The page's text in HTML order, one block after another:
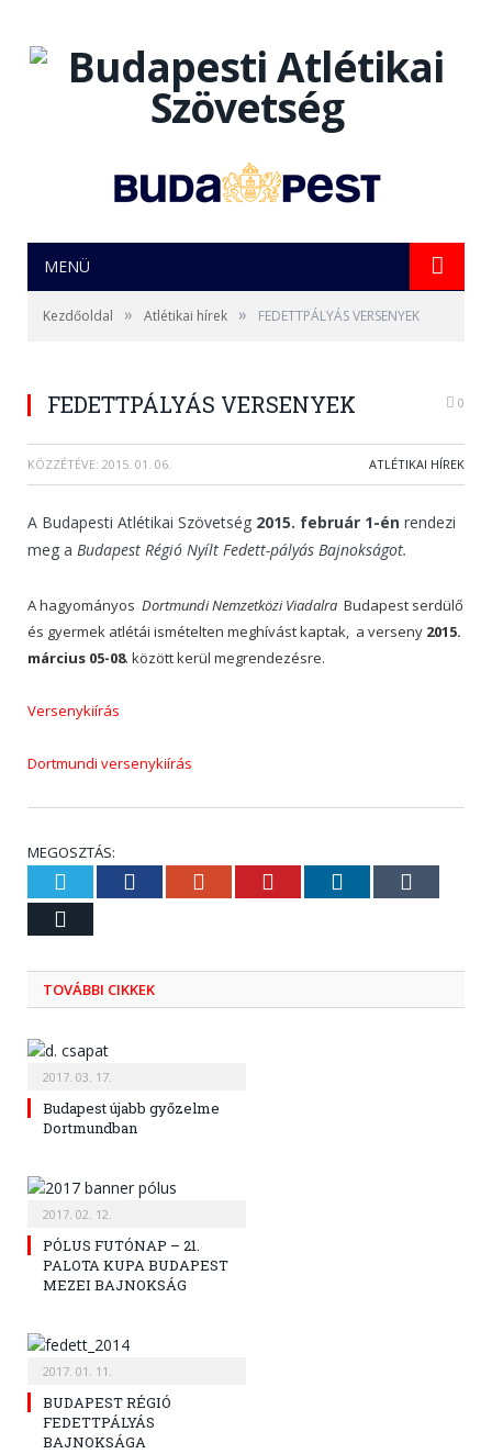
MENÜ
Kezdőoldal » Atlétikai hírek » FEDETTPÁLYÁS VERSENYEK
FEDETTPÁLYÁS VERSENYEK 0
KÖZZÉTÉVE: 2015. 01. 06. ATLÉTIKAI HÍREK
A Budapesti Atlétikai Szövetség 2015. február 1-én rendezi
meg a Budapest Régió Nyílt Fedett-pályás Bajnokságot.
A hagyományos Dortmundi Nemzetközi Viadalra Budapest serdülő
és gyermek atlétái ismételten meghívást kaptak, a verseny 2015.
március 05-08. között kerül megrendezésre.
Versenykiírás
Dortmundi versenykiírás
MEGOSZTÁS:
Twitter Facebook Google+ Pinterest LinkedIn
TOVÁBBI CIKKEK
2017. 03. 17.
Budapest újabb győzelme
Dortmundban
2017. 02. 12.
PÓLUS FUTÓNAP – 21.
PALOTA KUPA BUDAPEST
MEZEI BAJNOKSÁG
2017. 01. 11.
BUDAPEST RÉGIÓ
FEDETTPÁLYÁS
BAJNOKSÁGA